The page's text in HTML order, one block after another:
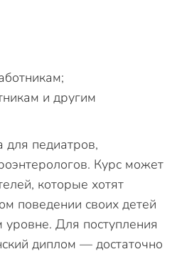
и другим
педиатров,
Курс может
которые хотят
поведении своих детей
Для поступления
диплом — достаточно